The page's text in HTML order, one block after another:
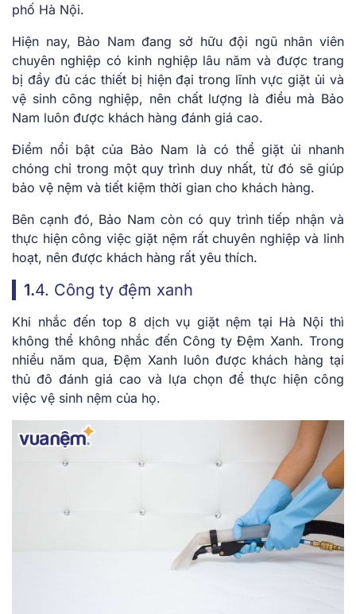
phố Hà Nội.
Hiện nay, Bảo Nam đang sở hữu đội ngũ nhân viên
chuyên nghiệp có kinh nghiệp lâu năm và được trang
bị đầy đủ các thiết bị hiện đại trong lĩnh vực giặt ủi và
vệ sinh công nghiệp, nên chất lượng là điều mà Bảo
Nam luôn được khách hàng đánh giá cao.
Điểm nổi bật của Bảo Nam là có thể giặt ủi nhanh
chóng chỉ trong một quy trình duy nhất, từ đó sẽ giúp
bảo vệ nệm và tiết kiệm thời gian cho khách hàng.
Bên cạnh đó, Bảo Nam còn có quy trình tiếp nhận và
thực hiện công việc giặt nệm rất chuyên nghiệp và linh
hoạt, nên được khách hàng rất yêu thích.
1.4. Công ty đệm xanh
Khi nhắc đến top 8 dịch vụ giặt nệm tại Hà Nội thì
không thể không nhắc đến Công ty Đệm Xanh. Trong
nhiều năm qua, Đệm Xanh luôn được khách hàng tại
thủ đô đánh giá cao và lựa chọn để thực hiện công
việc vệ sinh nệm của họ.